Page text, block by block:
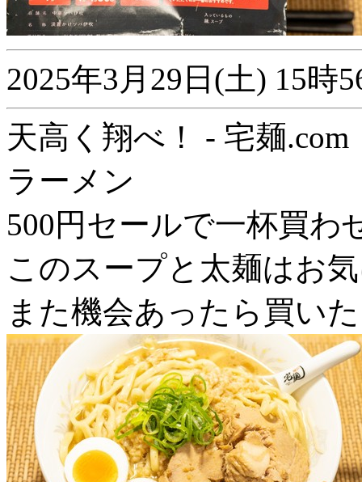
2025年3月29日(土) 15時
天高く翔べ！ - 宅麺.com
ラーメン
500円セールで一杯買わ
このスープと太麺はお
また機会あったら買い